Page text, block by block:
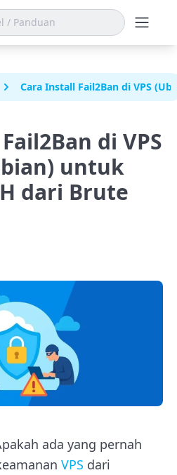
Cara Install Fail2Ban di VPS
di VPS
untuk
dari Brute
ada yang pernah
VPS dari